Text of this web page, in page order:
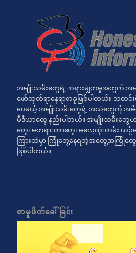
အမျိုးသမီးတွေရဲ့ တရားမျှတမှုအတွက် အမ
ဖော်ထုတ်ရာနေရာတခုဖြစ်ပါတယ်။ သတင်း
ပေမယ့် အမျိုးသမီးတွေရဲ့ အသံတွေကို အဓိ
မီဒီယာတွေ နည်းပါတယ်။ အမျိုးသမီးတွေ
တွေ၊ မတရားတာတွေ၊ ဓလေ့ထုံးတမ်း ယ
ကြားထဲမှာ ကြုံတွေ့နေရတဲ့အတွေ့အကြုံတွေကို
ဖြစ်ပါတယ်။
စာမူဖိတ်ခေါ်ခြင်း